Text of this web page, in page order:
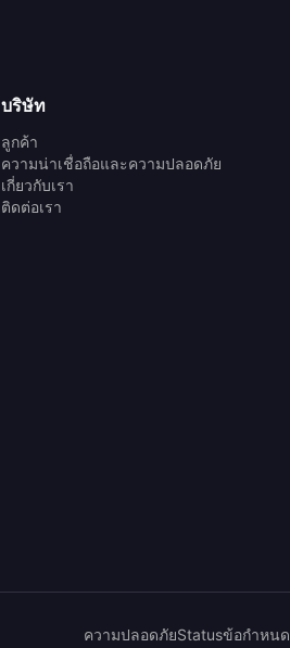
บริษัท
ลูกค้า
ความน่าเชื่อถือและความปลอดภัย
เกี่ยวกับเรา
ติดต่อเรา
ความปลอดภัยStatusข้อกำหนด